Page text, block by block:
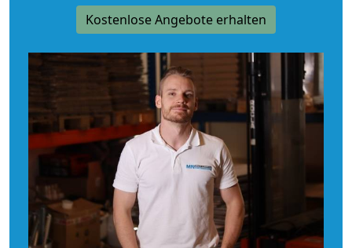
Kostenlose Angebote erhalten